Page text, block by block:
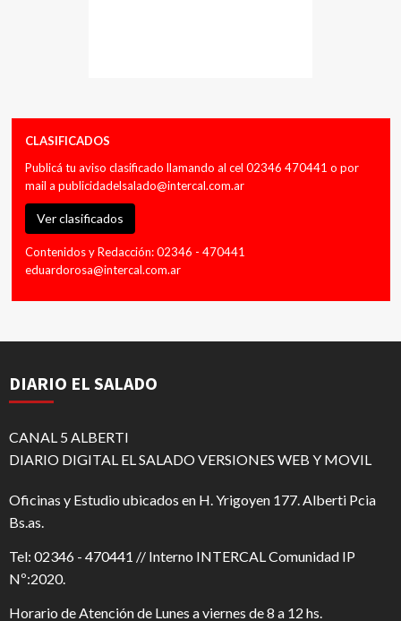
CLASIFICADOS
Publicá tu aviso clasificado llamando al cel 02346 470441 o por
mail a publicidadelsalado@intercal.com.ar
Ver clasificados
Contenidos y Redacción: 02346 - 470441
eduardorosa@intercal.com.ar
DIARIO EL SALADO
CANAL 5 ALBERTI
DIARIO DIGITAL EL SALADO VERSIONES WEB Y MOVIL
Oficinas y Estudio ubicados en H. Yrigoyen 177. Alberti Pcia
Bs.as.
Tel: 02346 - 470441 // Interno INTERCAL Comunidad IP
Nº:2020.
Horario de Atención de Lunes a viernes de 8 a 12 hs.